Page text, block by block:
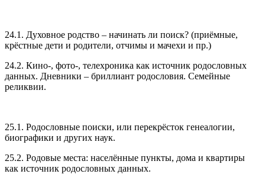
24.1. Духовное родство – начинать ли поиск? (приёмные,
крёстные дети и родители, отчимы и мачехи и пр.)
24.2. Кино-, фото-, телехроника как источник родословных
данных. Дневники – бриллиант родословия. Семейные
реликвии.
25.1. Родословные поиски, или перекрёсток генеалогии,
биографики и других наук.
25.2. Родовые места: населённые пункты, дома и квартиры
как источник родословных данных.